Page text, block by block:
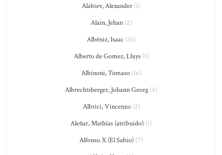
Alabiev, Alexander (1)
Alain, Jehan(2)
Albéniz, Isaac (35)
Alberto de Gomez, Lluys(1)
Albinoni, Tomaso(16)
Albrechtsberger, Johann Georg (4)
Albrici, Vincenzo(2)
Aleñar, Mathías (atribuido) (1)
Alfonso X (El Sabio) (7)